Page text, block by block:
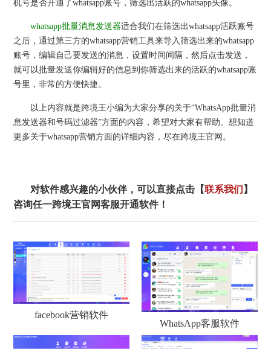
机号是否开通了whatsapp账号，筛选出活跃的whatsapp头像。
whatsapp批量消息发送器适合我们在筛选出whatsapp活跃账号
之后，通过第三方的whatsapp营销工具来导入筛选出来的whatsapp
账号，编辑自己要发送的消息，设置时间间隔，然后点击发送，
就可以批量发送你编辑好的信息到你筛选出来的活跃的whatsapp账
号里，非常的方便快捷。
以上内容就是跨境王小编为大家分享的关于“WhatsApp批量消
息发送器和号码过滤器”方面的内容，希望对大家有帮助。想知道
更多关于whatsapp营销方面的详细内容，尽在跨境王官网。
对软件感兴趣的小伙伴，可以直接点击【联系我们 】
咨询任一跨境王官网客服开通软件！
facebook营销软件
WhatsApp客服软件